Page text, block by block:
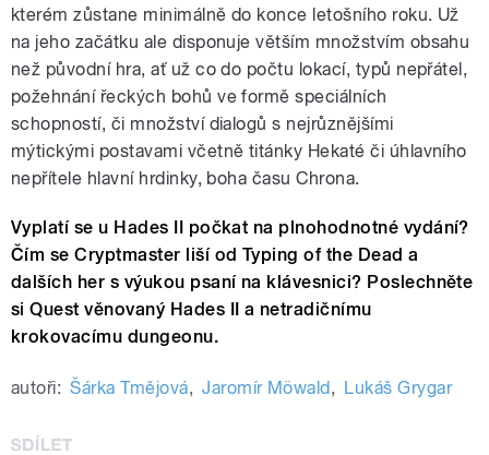
kterém zůstane minimálně do konce letošního roku. Už
na jeho začátku ale disponuje větším množstvím obsahu
než původní hra, ať už co do počtu lokací, typů nepřátel,
požehnání řeckých bohů ve formě speciálních
schopností, či množství dialogů s nejrůznějšími
mýtickými postavami včetně titánky Hekaté či úhlavního
nepřítele hlavní hrdinky, boha času Chrona.
Vyplatí se u Hades II počkat na plnohodnotné vydání?
Čím se Cryptmaster liší od Typing of the Dead a
dalších her s výukou psaní na klávesnici? Poslechněte
si Quest věnovaný Hades II a netradičnímu
krokovacímu dungeonu.
autoři: Šárka Tmějová, Jaromír Möwald , Lukáš Grygar